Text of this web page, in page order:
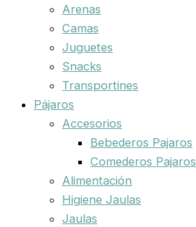
Arenas
Camas
Juguetes
Snacks
Transportines
Pájaros
Accesorios
Bebederos Pajaros
Comederos Pajaros
Alimentación
Higiene Jaulas
Jaulas